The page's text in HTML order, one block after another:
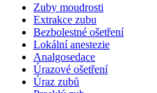
Zuby moudrosti
Extrakce zubu
Bezbolestné ošetření
Lokální anestezie
Analgosedace
Úrazové ošetření
Úraz zubů